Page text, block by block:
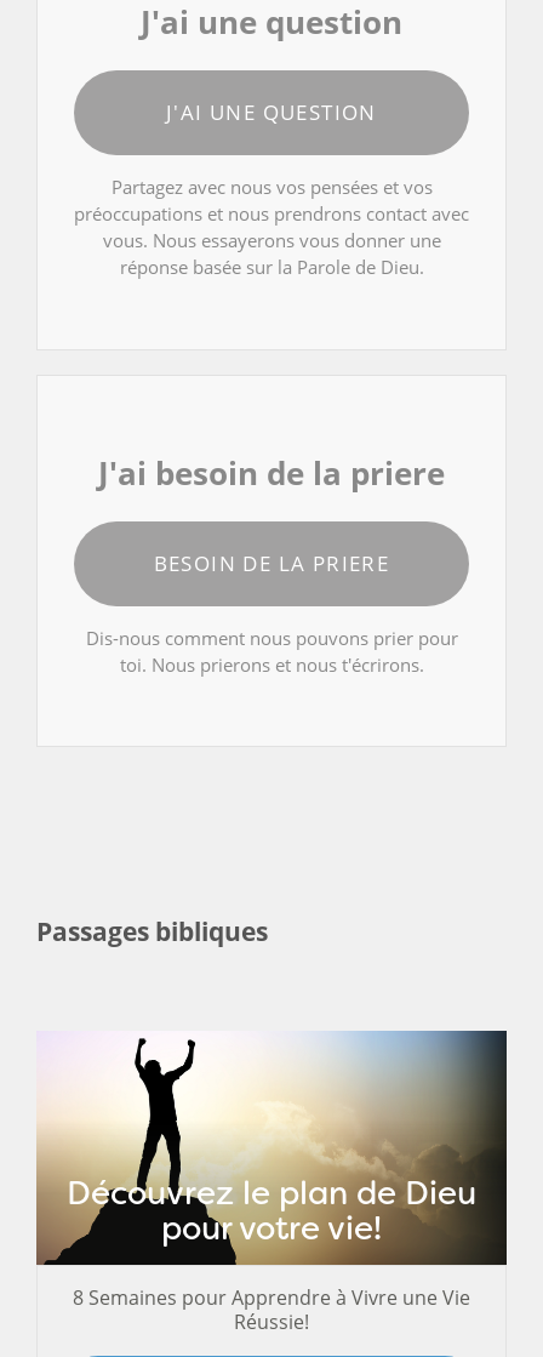
J'ai une question
J'AI UNE QUESTION
Partagez avec nous vos pensées et vos
préoccupations et nous prendrons contact avec
vous. Nous essayerons vous donner une
réponse basée sur la Parole de Dieu.
J'ai besoin de la priere
BESOIN DE LA PRIERE
Dis-nous comment nous pouvons prier pour
toi. Nous prierons et nous t'écrirons.
Passages bibliques
Découvrez le plan de Dieu
pour votre vie!
8 Semaines pour Apprendre à Vivre une Vie
Réussie!